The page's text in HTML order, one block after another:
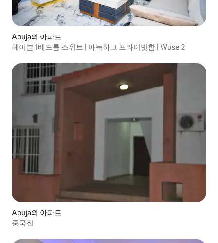
Abuja의 아파트
헤이븐 1베드룸 스위트 | 아늑하고 프라이빗함 | Wuse 2
Abuja의 아파트
중국집